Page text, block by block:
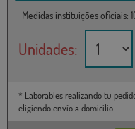
Medidas instituições oficiais:
Unidades:
* Laborables realizando tu
eligiendo envío a domicilio.